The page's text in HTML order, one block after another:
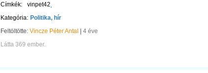
Címkék:
vinpet42
Kategória: Politika, hír
Feltöltötte: Vincze Péter Antal
4 éve
Látta 369 ember.